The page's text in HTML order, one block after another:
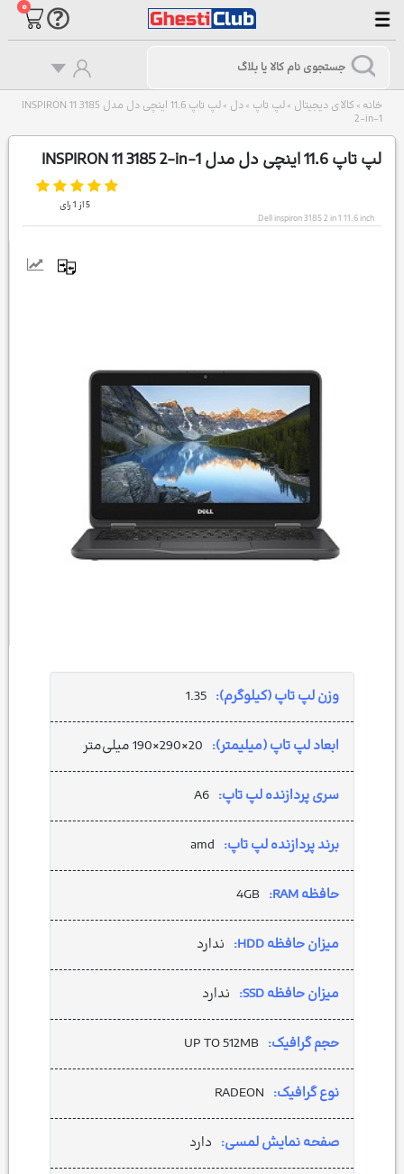
۰
خانه > کالای دیجیتال > لپ تاپ > دل >
لپ تاپ 11.6 اینچی دل مدل INSPIRON 11 3185
2-in-1
لپ تاپ 11.6 اینچی دل مدل INSPIRON 11 3185 2-in-1
5از 1رای
Dell inspiron 3185 2 in 1 11.6 inch
وزن لپ تاپ (کیلوگرم): 1.35
ابعاد لپ تاپ (میلیمتر): 20×290×190 میلی‌متر
سری پردازنده لپ تاپ: A6
برند پردازنده لپ تاپ: amd
حافظه RAM: 4GB
میزان حافظه HDD: ندارد
میزان حافظه SSD: ندارد
حجم گرافیک: UP TO 512MB
نوع گرافیک: RADEON
صفحه نمایش لمسی: دارد